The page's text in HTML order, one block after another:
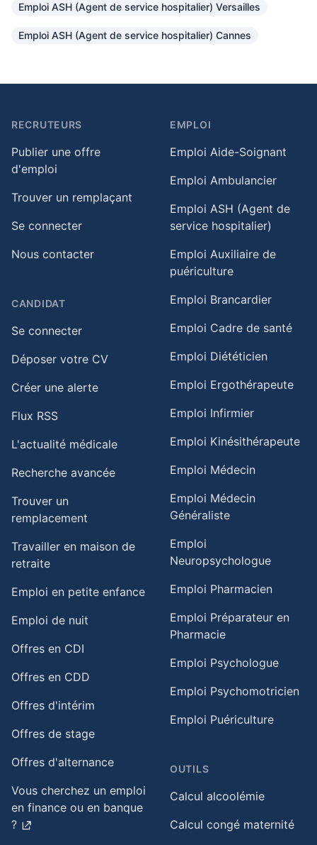
Emploi ASH (Agent de service hospitalier) Versailles
Emploi ASH (Agent de service hospitalier) Cannes
RECRUTEURS
Publier une offre
d'emploi
Trouver un remplaçant
Se connecter
Nous contacter
CANDIDAT
Se connecter
Déposer votre CV
Créer une alerte
Flux RSS
L'actualité médicale
Recherche avancée
Trouver un
remplacement
Travailler en maison de
retraite​
Emploi en petite enfance​
Emploi de nuit​
Offres en CDI
Offres en CDD
Offres d'intérim
Offres de stage
Offres d'alternance
Vous cherchez un emploi
en finance ou en banque
?
EMPLOI
Emploi Aide-Soignant
Emploi Ambulancier
Emploi ASH (Agent de
service hospitalier)
Emploi Auxiliaire de
puériculture
Emploi Brancardier
Emploi Cadre de santé
Emploi Diététicien
Emploi Ergothérapeute
Emploi Infirmier
Emploi Kinésithérapeute
Emploi Médecin
Emploi Médecin
Généraliste
Emploi
Neuropsychologue
Emploi Pharmacien
Emploi Préparateur en
Pharmacie
Emploi Psychologue
Emploi Psychomotricien
Emploi Puériculture
OUTILS
Calcul alcoolémie
Calcul congé maternité